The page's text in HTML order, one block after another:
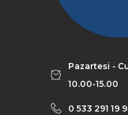
Pazartesi -
10.00-15.00
0 533 291 19